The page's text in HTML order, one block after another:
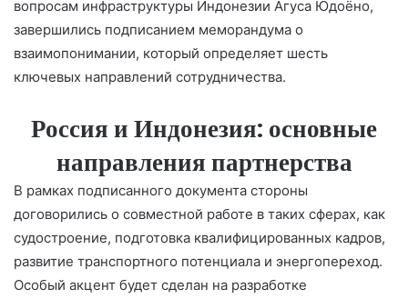
ki
вопросам инфраструктуры Индонезии Агуса Юдоёно,
завершились подписанием меморандума о
взаимопонимании, который определяет шесть
ключевых направлений сотрудничества.
Россия и Индонезия: основные
направления партнерства
В рамках подписанного документа стороны
договорились о совместной работе в таких сферах, как
судостроение, подготовка квалифицированных кадров,
развитие транспортного потенциала и энергопереход.
Особый акцент будет сделан на разработке